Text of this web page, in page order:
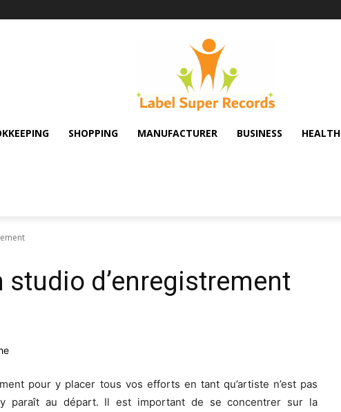
SHOPPING MANUFACTURER BUSINESS HEALTH
studio d’enregistrement
pour y placer tous vos efforts en tant qu’artiste n’est pas
paraît au départ. Il est important de se concentrer sur la